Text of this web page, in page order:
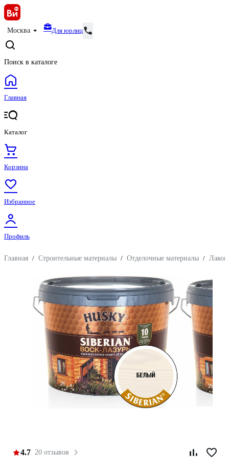
Москва Для юрлиц
Поиск в каталоге
Главная
Каталог
Корзина
Избранное
Профиль
Главная / Строительные материалы / Отделочные материалы /
4.7 20 отзывов